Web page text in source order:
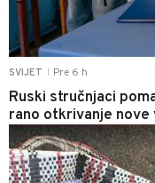
SVIJET Pre 6 h
Ruski stručnjaci
rano otkrivanje